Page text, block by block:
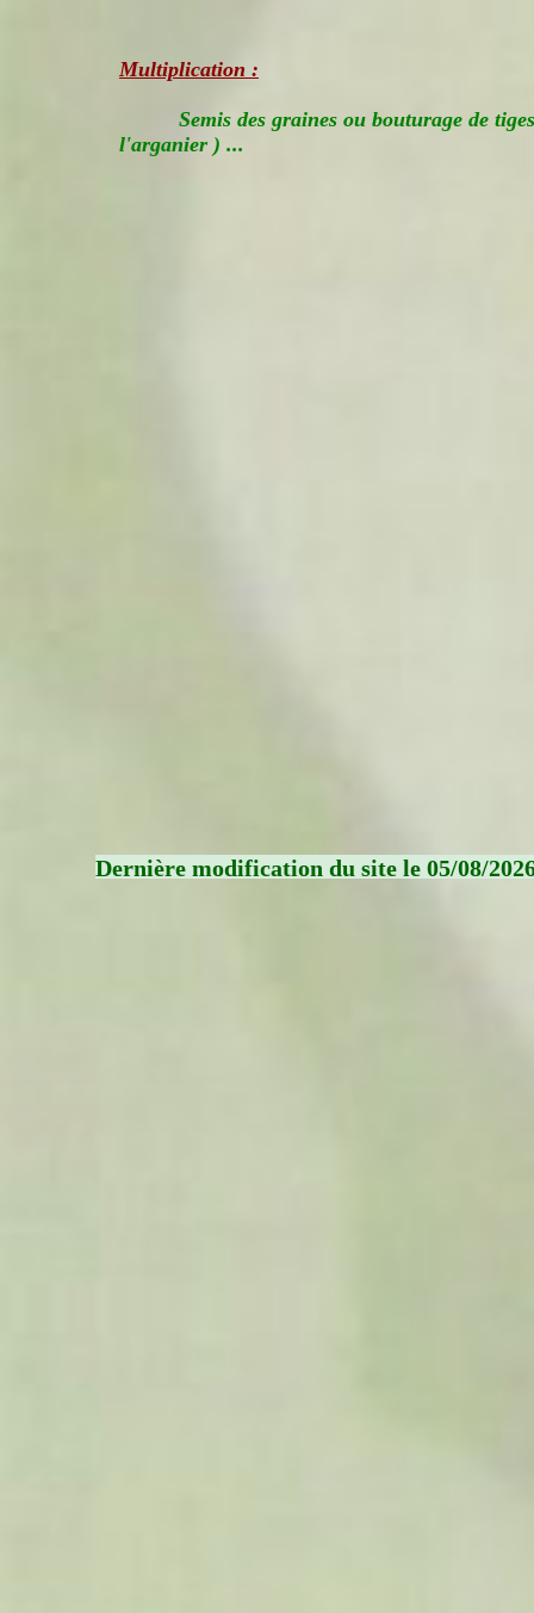
Multiplication :
Semis des graines ou bouturage de
l'arganier ) ...
Dernière modification du site le 05/08/